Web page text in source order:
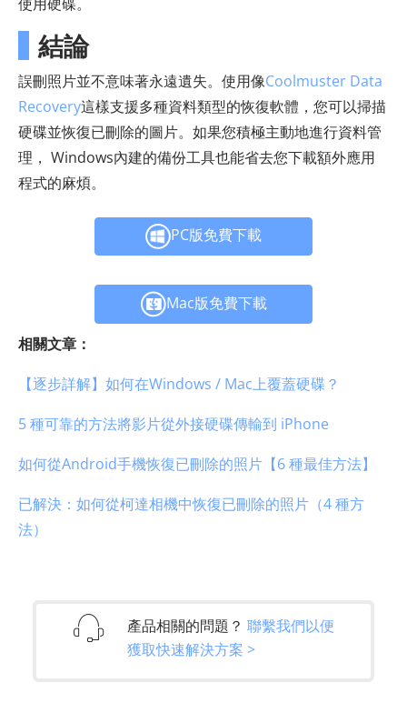
結論
誤刪照片並不意味著永遠遺失。使用像Coolmuster Data
Recovery這樣支援多種資料類型的恢復軟體，您可以掃描
硬碟並恢復已刪除的圖片。如果您積極主動地進行資料管
理， Windows內建的備份工具也能省去您下載額外應用
程式的麻煩。
PC版免費下載
Mac版免費下載
相關文章：
【逐步詳解】如何在Windows / Mac上覆蓋硬碟？
5 種可靠的方法將影片從外接硬碟傳輸到 iPhone
如何從Android手機恢復已刪除的照片【6 種最佳方法】
已解決：如何從柯達相機中恢復已刪除的照片（4 種方
法）
產品相關的問題？ 聯繫我們以便
獲取快速解決方案 >